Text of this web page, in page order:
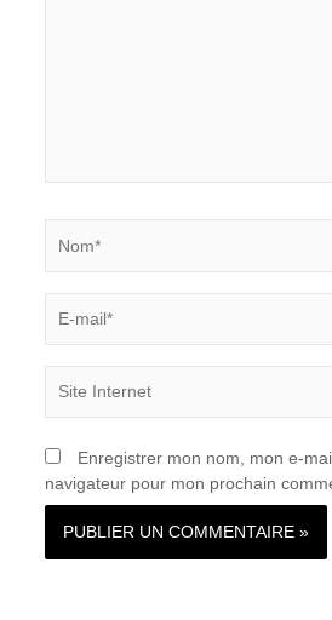
mail*
Internet
Enregistrer mon nom, mon e-
navigateur pour mon prochain